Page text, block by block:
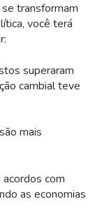
transformam
você terá
superaram
cambial teve
mais
acordos com
as economias